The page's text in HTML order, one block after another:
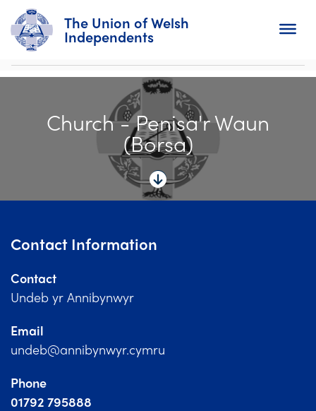
The Union of Welsh
Independents
Home
For Churches
News
Church Finder
Training
Contact Us
Church - Penisa'r Waun
(Borsa)
Contact Information
Contact
Undeb yr Annibynwyr
Email
undeb@annibynwyr.cymru
Phone
01792 795888